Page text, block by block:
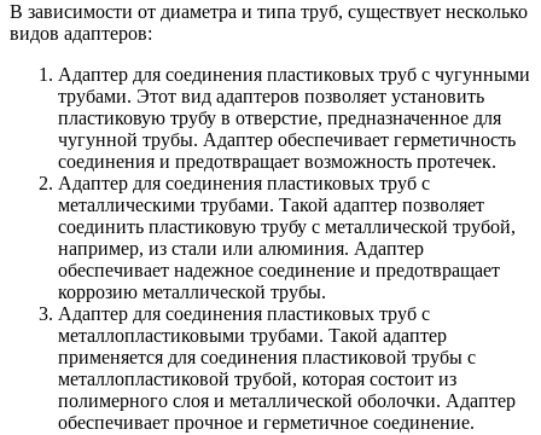
В зависимости от диаметра и типа труб, существует несколько
видов адаптеров:
Адаптер для соединения пластиковых труб с чугунными
трубами. Этот вид адаптеров позволяет установить
пластиковую трубу в отверстие, предназначенное для
чугунной трубы. Адаптер обеспечивает герметичность
соединения и предотвращает возможность протечек.
Адаптер для соединения пластиковых труб с
металлическими трубами. Такой адаптер позволяет
соединить пластиковую трубу с металлической трубой,
например, из стали или алюминия. Адаптер
обеспечивает надежное соединение и предотвращает
коррозию металлической трубы.
Адаптер для соединения пластиковых труб с
металлопластиковыми трубами. Такой адаптер
применяется для соединения пластиковой трубы с
металлопластиковой трубой, которая состоит из
полимерного слоя и металлической оболочки. Адаптер
обеспечивает прочное и герметичное соединение.